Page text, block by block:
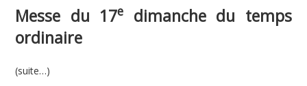
Messe du 17e
dimanche du temps
ordinaire
(suite…)